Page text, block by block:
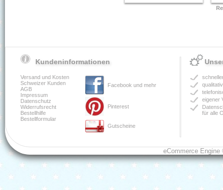
Kundeninformationen
Versand und Kosten
Schweizer Kunden
AGB
Impressum
Datenschutz
Widerrufsrecht
Bestellhilfe
Bestellformular
Facebook und mehr
Pinterest
Gutscheine
eigener
für alle
eCommerce